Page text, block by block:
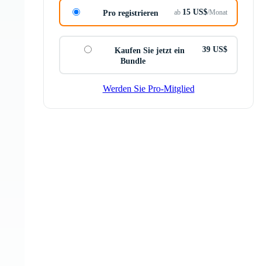
Pro registrieren ab 15 US$/Monat
Kaufen Sie jetzt ein
Bundle
39 US$
Werden Sie Pro-Mitglied